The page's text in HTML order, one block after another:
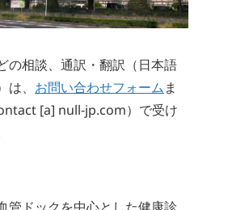
相談、通訳・翻訳（日本語
、 お問い合わせフォームま
[a] null-jp.com）で受け
管ドックを中心とした健康診